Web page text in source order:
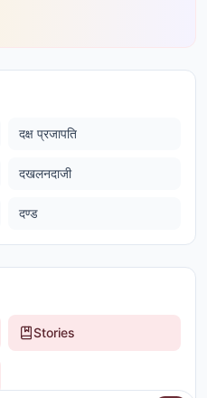
दक्ष प्रजापति
दखलनदाजी
दण्ड
Stories